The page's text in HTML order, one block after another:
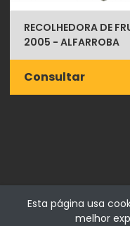
RECOLHEDORA DE
2005 - ALFARROBA
Consultar
Esta página usa
melhor